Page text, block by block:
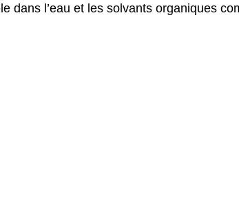
dans l’eau et les solvants organiques